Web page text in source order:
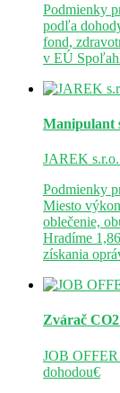
Podmienky
podľa
fond,
v EÚ
Manipulant
JAREK s.r.o.
Podmienky
Miesto
oblečenie,
Hradíme
získania
Zvárač CO2
JOB OFFER
dohodou€